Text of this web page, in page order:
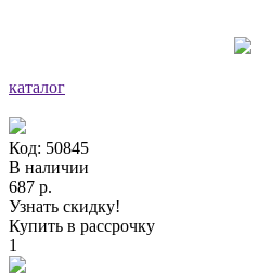
каталог
Код: 50845
В наличии
687 р.
Узнать скидку!
Купить в рассрочку
1